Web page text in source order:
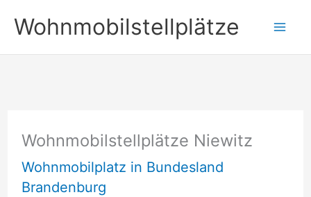
Inhalt
springen
Wohnmobilstellplätze
Wohnmobilstellplätze Niewitz
Wohnmobilplatz in Bundesland
Brandenburg